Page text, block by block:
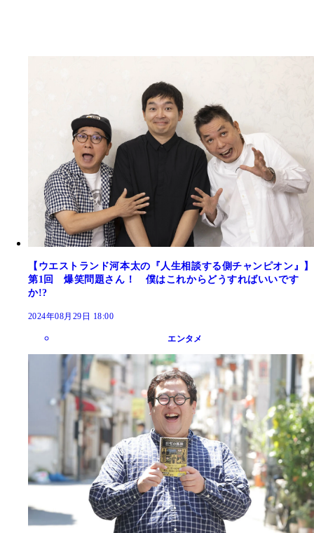
【ウエストランド河本太の『人生相談する側チャンピオン』】
第1回 爆笑問題さん！ 僕はこれからどうすればいいです
か!?
2024年08月29日 18:00
エンタメ